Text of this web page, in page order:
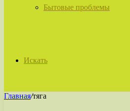
Бытовые проблемы
Искать
Главная/тяга